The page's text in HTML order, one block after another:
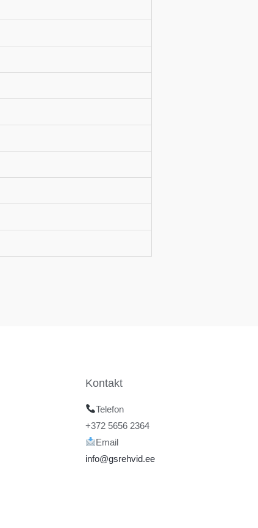
Kontakt
Telefon
+372 5656 2364
Email
info@gsrehvid.ee